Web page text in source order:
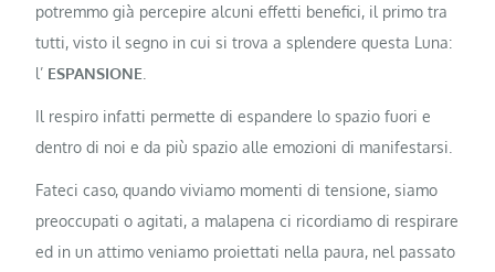
potremmo già percepire alcuni effetti benefici, il primo tra
tutti, visto il segno in cui si trova a splendere questa Luna:
l’ ESPANSIONE
Il respiro infatti permette di espandere lo spazio fuori e
dentro di noi e da più spazio alle emozioni di manifestarsi.
Fateci caso, quando viviamo momenti di tensione, siamo
preoccupati o agitati, a malapena ci ricordiamo di respirare
ed in un attimo veniamo proiettati nella paura, nel passato